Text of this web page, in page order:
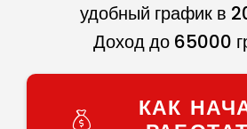
удобный график в
Доход до 65000
КАК